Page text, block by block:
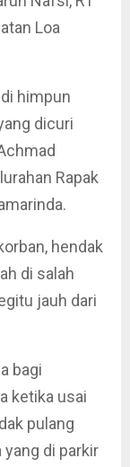
Loa
himpun
dicuri
Rapak
hendak
di salah
jauh dari
bagi
ketika usai
pulang
di parkir